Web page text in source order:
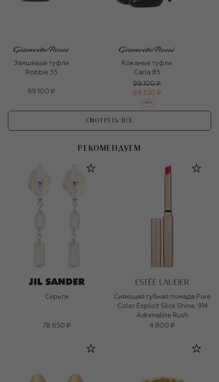
Замшевые туфли
Robbie 55
99 100 ₽
Кожаные туфли
Carla 85
99 100 ₽
69 350 ₽
-30%
СМОТРЕТЬ ВСЕ
РЕКОМЕНДУЕМ
Серьги
78 650 ₽
Сияющая губная помада Pure
Color Explicit Slick Shine, 914
Adrenaline Rush
4 800 ₽